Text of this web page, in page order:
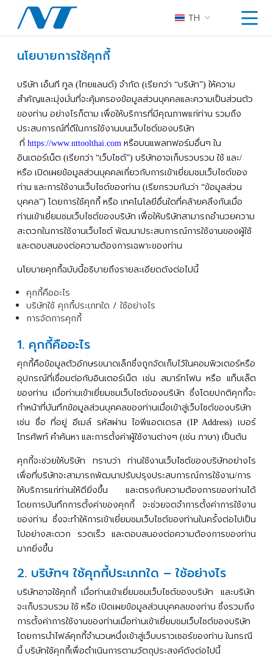
TH
นโยบายการใช้คุกกี้
บริษัท เอ็นที ทูล (ไทยแลนด์) จำกัด (เรียกว่า “บริษัท”) ให้ความ
สำคัญและมุ่งมั่นที่จะคุ้มครองข้อมูลส่วนบุคคลและความเป็นส่วนตัว
ของท่าน อย่างไรก็ตาม เพื่อให้บริการที่มีคุณภาพแก่ท่าน รวมถึง
ประสบการณ์ที่ดีในการใช้งานบนเว็บไซต์ของบริษัท
ที่ https://www.nttoolthai.com หรือบนแพลทฟอร์มอื่นๆ ใน
อินเตอร์เน็ต (เรียกว่า “เว็บไซต์”) บริษัทอาจเก็บรวบรวม ใช้และ/
หรือ เปิดเผยข้อมูลส่วนบุคคลเกี่ยวกับการเข้าเยี่ยมชมเว็บไซต์ของ
ท่าน และการใช้งานเว็บไซต์ของท่าน (เรียกรวมกันว่า “ข้อมูลส่วน
บุคคล”) โดยการใช้คุกกี้ หรือ เทคโนโลยีอื่นใดที่คล้ายคลึงกันเมื่อ
ท่านเข้าเยี่ยมชมเว็บไซต์ของบริษัท เพื่อให้บริษัทสามารถอำนวยความ
สะดวกในการใช้งานเว็บไซต์พัฒนาประสบการณ์การใช้งานของผู้ใช้
และตอบสนองต่อความต้องการเฉพาะของท่าน
นโยบายคุกกี้ฉบับนี้อธิบายถึงรายละเอียดดังต่อไปนี้
คุกกี้คืออะไร
บริษัทใช้ คุกกี้ประเภทใด / ใช้อย่างไร
การจัดการคุกกี้
1. คุกกี้คืออะไร
คุกกี้คือข้อมูลตัวอักษรขนาดเล็กซึ่งถูกจัดเก็บไว้ในคอมพิวเตอร์หรือ
อุปกรณ์ที่เชื่อมต่อกับอินเตอร์เน็ต เช่น สมาร์ทโฟน หรือ แท็บเล็ต
ของท่าน เมื่อท่านเข้าเยี่ยมชมเว็บไซต์ของบริษัท ซึ่งโดยปกติคุกกี้จะ
ทำหน้าที่บันทึกข้อมูลส่วนบุคคลของท่านเมื่อเข้าสู่เว็บไซต์ของบริษัท
เช่น ชื่อ ที่อยู่ อีเมล์ รหัสผ่าน ไอพีแอดเดรส (IP Address) เบอร์
โทรศัพท์คำค้นหา และการตั้งค่าผู้ใช้งานต่างๆ (เช่น ภาษา) เป็นต้น
คุกกี้จะช่วยให้บริษัท
ทราบว่า ท่านใช้งานเว็บไซต์ของบริษัทอย่างไร
เพื่อที่บริษัทจะสามารถพัฒนาปรับปรุงประสบการณ์การใช้งาน/การ
ให้บริการแก่ท่านให้ดียิ่งขึ้น
และตรงกับความต้องการของท่านได้
โดยการบันทึกการตั้งค่าของคุกกี้
จะช่วยจดจำการตั้งค่าการใช้งาน
ของท่าน ซึ่งจะทำให้การเข้าเยี่ยมชมเว็บไซต์ของท่านในครั้งต่อไปเป็น
ไปอย่างสะดวก
รวดเร็ว และตอบสนองต่อความต้องการของท่าน
มากยิ่งขึ้น
2. บริษัทฯ ใช้คุกกี้ประเภทใด – ใช้อย่างไร
บริษัทอาจใช้คุกกี้ เมื่อท่านเข้าเยี่ยมชมเว็บไซต์ของบริษัท
และบริษัท
จะเก็บรวบรวม ใช้หรือ เปิดเผยข้อมูลส่วนบุคคลของท่าน ซึ่งรวมถึง
การตั้งค่าการใช้งานของท่านเมื่อท่านเข้าเยี่ยมชมเว็บไซต์ของบริษัท
โดยการนำไฟล์คุกกี้จำนวนหนึ่งเข้าสู่เว็บบราวเซอร์ของท่าน ในกรณี
นี้ บริษัทใช้คุกกี้เพื่อดำเนินการตามวัตถุประสงค์ดังต่อไปนี้